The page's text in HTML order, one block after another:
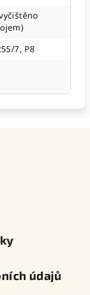
7, P8
údajů